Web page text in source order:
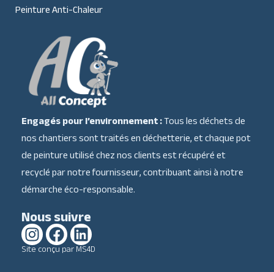
Engagés pour l’environnement :Tous les déchets de
nos chantiers sont traités en déchetterie, et chaque pot
de peinture utilisé chez nos clients est récupéré et
recyclé par notre fournisseur, contribuant ainsi à notre
démarche éco-responsable.
Nous suivre​
Site conçu par MS4D
Peinture Anti-Chaleur